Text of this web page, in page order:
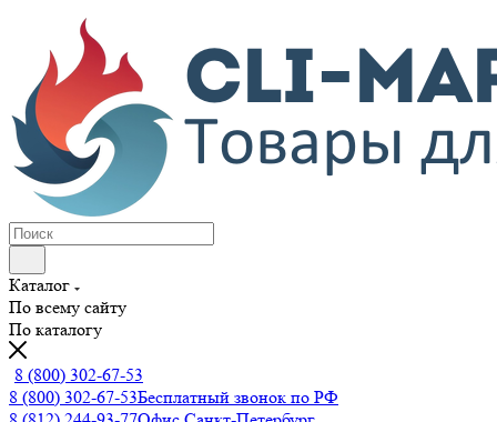
Каталог
По всему сайту
По каталогу
8 (800) 302-67-53
8 (800) 302-67-53Бесплатный звонок по РФ